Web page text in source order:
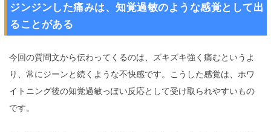
ジンジンした痛みは、知覚過敏のような感覚として出
ることがある
今回の質問文から伝わってくるのは、ズキズキ強く痛むというよ
り、常にジーンと続くような不快感です。こうした感覚は、ホワ
イトニング後の知覚過敏っぽい反応として受け取られやすいもの
です。